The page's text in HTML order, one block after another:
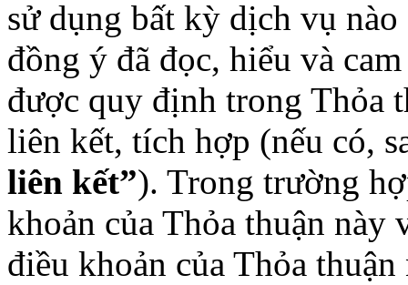
sử dụng bất kỳ dịch vụ
đồng ý đã đọc, hiểu và
được quy định trong Thỏa
liên kết, tích hợp (nếu có,
liên kết”). Trong trường
khoản của Thỏa thuận
điều khoản của Thỏa